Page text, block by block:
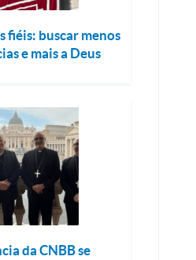
fiéis: buscar menos
e mais a Deus
da CNBB se